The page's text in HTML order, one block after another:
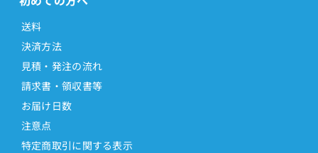
送料
決済方法
見積・発注の流れ
請求書・領収書等
お届け日数
注意点
特定商取引に関する表示